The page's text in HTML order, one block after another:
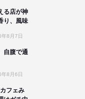
る店が神
り、風味
年8月7日
自腹で通
年8月6日
フェみ